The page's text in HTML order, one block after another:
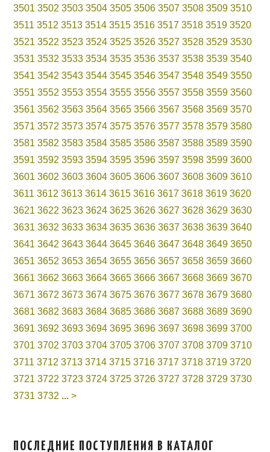
3501 3502 3503 3504 3505 3506 3507 3508 3509 3510
3511 3512 3513 3514 3515 3516 3517 3518 3519 3520
3521 3522 3523 3524 3525 3526 3527 3528 3529 3530
3531 3532 3533 3534 3535 3536 3537 3538 3539 3540
3541 3542 3543 3544 3545 3546 3547 3548 3549 3550
3551 3552 3553 3554 3555 3556 3557 3558 3559 3560
3561 3562 3563 3564 3565 3566 3567 3568 3569 3570
3571 3572 3573 3574 3575 3576 3577 3578 3579 3580
3581 3582 3583 3584 3585 3586 3587 3588 3589 3590
3591 3592 3593 3594 3595 3596 3597 3598 3599 3600
3601 3602 3603 3604 3605 3606 3607 3608 3609 3610
3611 3612 3613 3614 3615 3616 3617 3618 3619 3620
3621 3622 3623 3624 3625 3626 3627 3628 3629 3630
3631 3632 3633 3634 3635 3636 3637 3638 3639 3640
3641 3642 3643 3644 3645 3646 3647 3648 3649 3650
3651 3652 3653 3654 3655 3656 3657 3658 3659 3660
3661 3662 3663 3664 3665 3666 3667 3668 3669 3670
3671 3672 3673 3674 3675 3676 3677 3678 3679 3680
3681 3682 3683 3684 3685 3686 3687 3688 3689 3690
3691 3692 3693 3694 3695 3696 3697 3698 3699 3700
3701 3702 3703 3704 3705 3706 3707 3708 3709 3710
3711 3712 3713 3714 3715 3716 3717 3718 3719 3720
3721 3722 3723 3724 3725 3726 3727 3728 3729 3730
3731 3732 ... >
ПОСЛЕДНИЕ ПОСТУПЛЕНИЯ В КАТАЛОГ